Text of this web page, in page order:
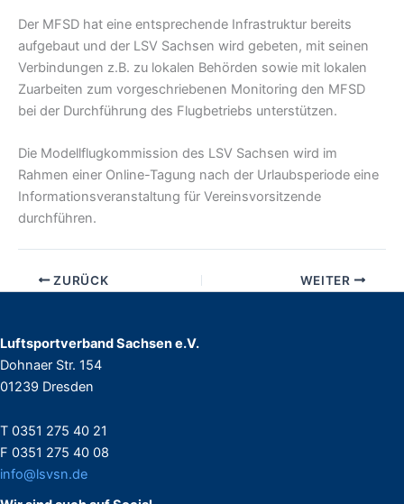
Der MFSD hat eine entsprechende Infrastruktur bereits
aufgebaut und der LSV Sachsen wird gebeten, mit seinen
Verbindungen z.B. zu lokalen Behörden sowie mit lokalen
Zuarbeiten zum vorgeschriebenen Monitoring den MFSD
bei der Durchführung des Flugbetriebs unterstützen.
Die Modellflugkommission des LSV Sachsen wird im
Rahmen einer Online-Tagung nach der Urlaubsperiode eine
Informationsveranstaltung für Vereinsvorsitzende
durchführen.
ZURÜCK WEITER
Luftsportverband Sachsen e.V.
Dohnaer Str. 154
01239 Dresden
T 0351 275 40 21
F 0351 275 40 08
info@lsvsn.de